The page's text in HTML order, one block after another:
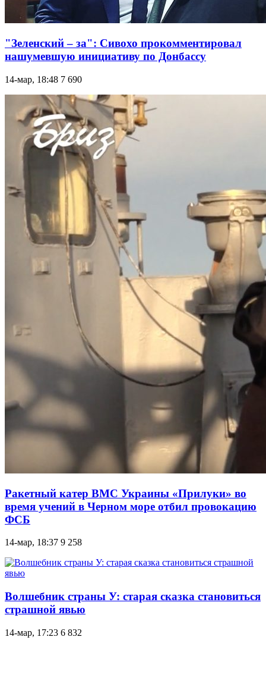
"Зеленский – за": Сивохо прокомментировал
нашумевшую инициативу по Донбассу
14-мар, 18:48 7 690
Ракетный катер ВМС Украины «Прилуки» во
время учений в Черном море отбил провокацию
ФСБ
14-мар, 18:37 9 258
Волшебник страны У: старая сказка становиться
страшной явью
14-мар, 17:23 6 832